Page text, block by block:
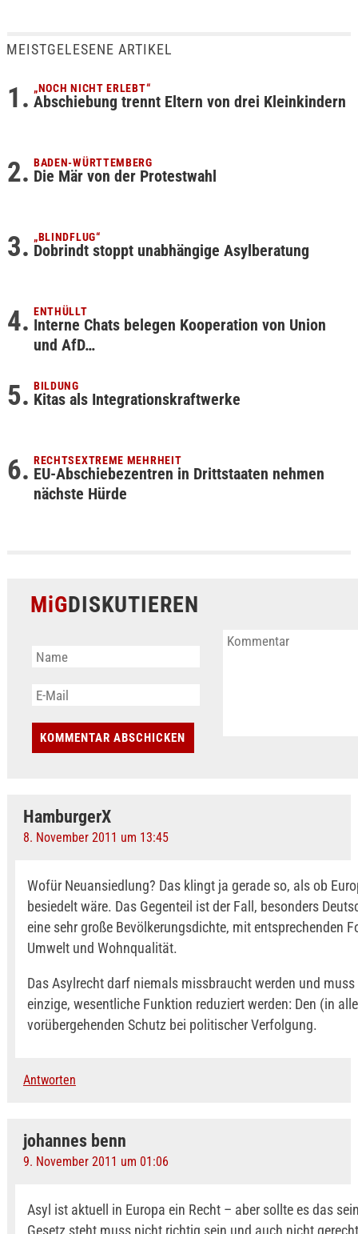
MEISTGELESENE ARTIKEL
„NOCH NICHT ERLEBT“
Abschiebung trennt Eltern von drei Kleinkindern
BADEN-WÜRTTEMBERG
Die Mär von der Protestwahl
„BLINDFLUG“
Dobrindt stoppt unabhängige Asylberatung
ENTHÜLLT
Interne Chats belegen Kooperation von Union
und AfD…
BILDUNG
Kitas als Integrationskraftwerke
RECHTSEXTREME MEHRHEIT
EU-Abschiebezentren in Drittstaaten nehmen
nächste Hürde
MiGDISKUTIEREN
HamburgerX
8. November 2011 um 13:45
Wofür Neuansiedlung? Das klingt ja gerade so, als ob
besiedelt wäre. Das Gegenteil ist der Fall, besonders
eine sehr große Bevölkerungsdichte, mit entsprechenden
Umwelt und Wohnqualität.
Das Asylrecht darf niemals missbraucht werden und
einzige, wesentliche Funktion reduziert werden: Den (in
vorübergehenden Schutz bei politischer Verfolgung.
Antworten
johannes benn
9. November 2011 um 01:06
Asyl ist aktuell in Europa ein Recht – aber sollte es das
Gesetz steht muss nicht richtig sein und auch nicht